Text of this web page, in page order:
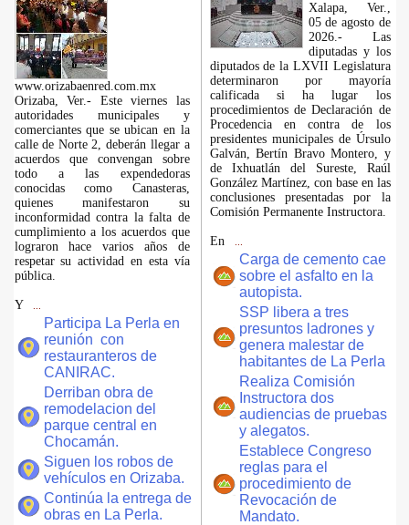
www.orizabaenred.com.mx
Orizaba, Ver.- Este viernes las
autoridades municipales y
comerciantes que se ubican en la
calle de Norte 2, deberán llegar a
acuerdos que convengan sobre
todo a las expendedoras
conocidas como Canasteras,
quienes manifestaron su
inconformidad contra la falta de
cumplimiento a los acuerdos que
lograron hace varios años de
respetar su actividad en esta vía
pública.
Y
Participa La Perla en
reunión con
restauranteros de
CANIRAC.
Derriban obra de
remodelacion del
parque central en
Chocamán.
Siguen los robos de
vehículos en Orizaba.
Continúa la entrega de
obras en La Perla.
Xalapa, Ver.,
05 de agosto de
2026.- Las
diputadas y los
diputados de la LXVII Legislatura
determinaron por mayoría
calificada si ha lugar los
procedimientos de Declaración de
Procedencia en contra de los
presidentes municipales de Úrsulo
Galván, Bertín Bravo Montero, y
de Ixhuatlán del Sureste, Raúl
González Martínez, con base en las
conclusiones presentadas por la
Comisión Permanente Instructora.
En
Carga de cemento cae
sobre el asfalto en la
autopista.
SSP libera a tres
presuntos ladrones y
genera malestar de
habitantes de La Perla
Realiza Comisión
Instructora dos
audiencias de pruebas
y alegatos.
Establece Congreso
reglas para el
procedimiento de
Revocación de
Mandato.